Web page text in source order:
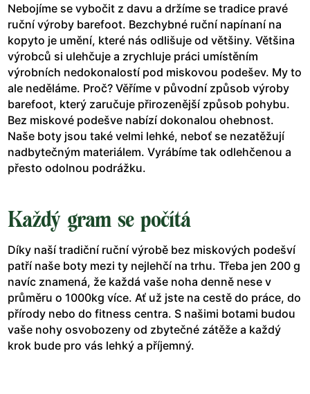
Nebojíme se vybočit z davu a držíme se tradice pravé
ruční výroby barefoot. Bezchybné ruční napínaní na
kopyto je umění, které nás odlišuje od většiny. Většina
výrobců si ulehčuje a zrychluje práci umístěním
výrobních nedokonalostí pod miskovou podešev. My to
ale neděláme. Proč? Věříme v původní způsob výroby
barefoot, který zaručuje přirozenější způsob pohybu.
Bez miskové podešve nabízí dokonalou ohebnost.
Naše boty jsou také velmi lehké, neboť se nezatěžují
nadbytečným materiálem. Vyrábíme tak odlehčenou a
přesto odolnou podrážku.
Každý gram se počítá
Díky naší tradiční ruční výrobě bez miskových podešví
patří naše boty mezi ty nejlehčí na trhu. Třeba jen 200 g
navíc znamená, že každá vaše noha denně nese v
průměru o 1000kg více. Ať už jste na cestě do práce, do
přírody nebo do fitness centra. S našimi botami budou
vaše nohy osvobozeny od zbytečné zátěže a každý
krok bude pro vás lehký a příjemný.